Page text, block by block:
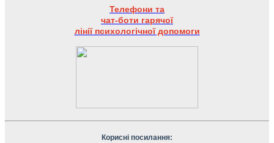
Телефони та
чат-боти гарячої
лінії психологічної допомоги
Корисні посилання: